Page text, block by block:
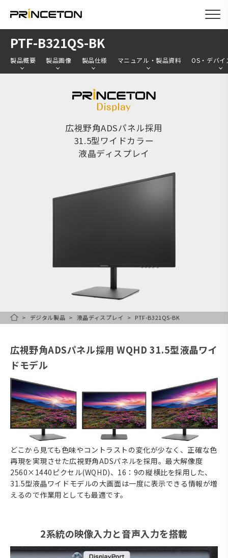
PTF-B321QS-BK
製品概要 製品画像 製品仕様 マニュアル・製品資料 OS・デバイ
広視野角ADSパネル採用
31.5型ワイドカラー
液晶ディスプレイ
HOMEデジタル製品 液晶ディスプレイ PTF-B321QS-BK
広視野角ADSパネル採用 WQHD 31.5型液晶ワイ
ドモデル
どこから見ても色味やコントラストの変化が少なく、正確な色
再現を実現させた広視野角ADSパネルを採用。最大解像度
2560×1440ピクセル(WQHD)、16：9の縦横比を採用した、
31.5型液晶ワイドモデルの大画面は一度に表示できる情報が増
えるので作業用としても最適です。
2系統の映像入力と音声入力を搭載